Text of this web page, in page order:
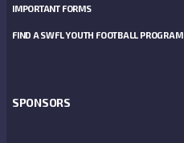
IMPORTANT FORMS
FIND A SWFL YOUTH FOOTBALL PROGRAM
SPONSORS